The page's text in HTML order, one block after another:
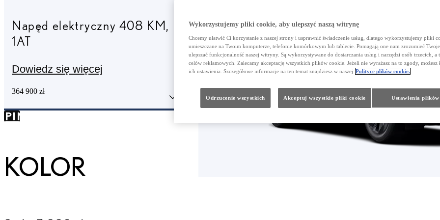
Napęd elektryczny 408 KM,
1AT
Dowiedz się więcej
364 900 zł
KOLOR
Wykorzystujemy pliki cookie, aby ulepszyć naszą witrynę
Chcemy ułatwić Ci korzystanie z naszej strony i usprawnić świadczenie usług, dlatego wykorzystujemy pliki
umieszczane na Twoim komputerze, telefonie komórkowym lub tablecie. Pomagają one nam zrozumieć
ulepszać funkcjonalność naszej witryny. Są wykorzystywane do dostarczania usług i narzędzi osób trzecich, a
celów reklamowych. Zalecamy akceptację wszystkich plików cookie. Jeżeli nie wyrażasz na to zgody, możesz
ich ustawienia. Szczegółowe informacje na ten temat znajdziesz w naszej Polityce plików cookie.
Ustawienia plików
Odrzucenie wszystkich Akceptuj wszystkie pliki cookie